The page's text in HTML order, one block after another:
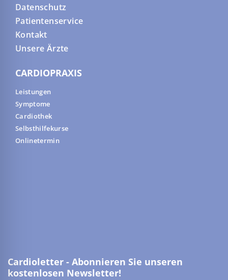
Datenschutz
Patientenservice
Kontakt
Unsere Ärzte
CARDIOPRAXIS
Leistungen
Symptome
Cardiothek
Selbsthilfekurse
Onlinetermin
Cardioletter - Abonnieren Sie unseren
kostenlosen Newsletter!